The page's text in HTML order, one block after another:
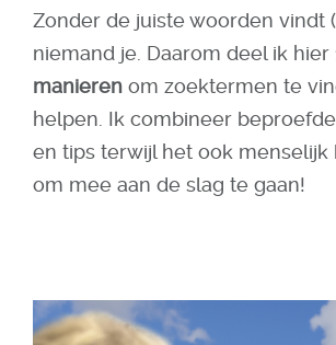
Zonder de juiste woorden vindt
niemand je. Daarom deel ik hier
manieren om zoektermen te
helpen. Ik combineer
en tips terwijl het ook menselijk
om mee aan de slag te gaan!